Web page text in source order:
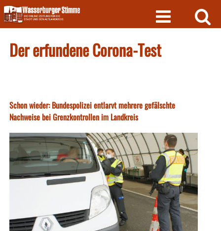
Skip
to
content
Der erfundene Corona-Test
Schon wieder: Bundespolizei entlarvt mehrere gefälschte
Nachweise bei Grenzkontrollen im Landkreis